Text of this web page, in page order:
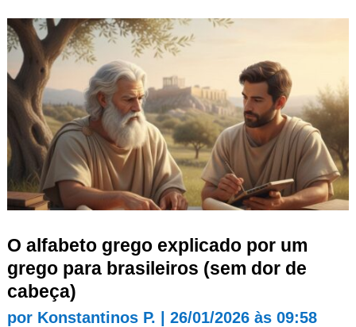
O alfabeto grego explicado por um
grego para brasileiros (sem dor de
cabeça)
por Konstantinos P. 26/01/2026 às 09:58